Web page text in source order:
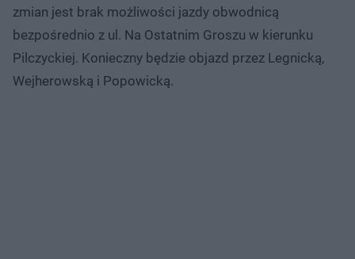
zmian jest brak możliwości jazdy obwodnicą
bezpośrednio z ul. Na Ostatnim Groszu w kierunku
Pilczyckiej. Konieczny będzie objazd przez Legnicką,
Wejherowską i Popowicką.